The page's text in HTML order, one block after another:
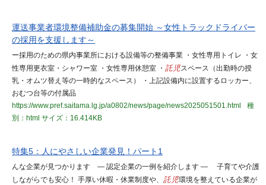
運送事業者環境整備補助金の募集開始 ～女性トラックドライバー
の採用を支援します～
ー採用のための県内事業所における設備等の整備事業 ・女性専用トイレ ・女
性専用更衣室・シャワー室 ・女性専用休憩室 ・ 託児スペース（出勤時の授
乳・オムツ替え等の一時的なスペース） ・上記設備内に設置するロッカー、
おむつ台等の付属品
https://www.pref.saitama.lg.jp/a0802/news/page/news2025051501.html
種
別：html サイズ：16.414KB
特集5：人にやさしい企業発見！パート1
んな企業が見つかります ― 認定企業の一例を紹介します ― 子育てや介護
しながらでも安心！ 手厚い休暇・休業制度や、 託児環境を整えている企業が